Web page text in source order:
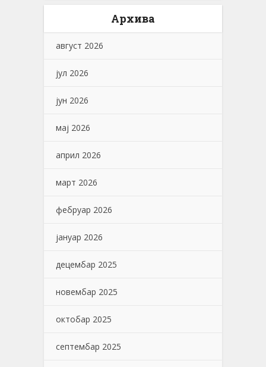
Архива
август 2026
јул 2026
јун 2026
мај 2026
април 2026
март 2026
фебруар 2026
јануар 2026
децембар 2025
новембар 2025
октобар 2025
септембар 2025